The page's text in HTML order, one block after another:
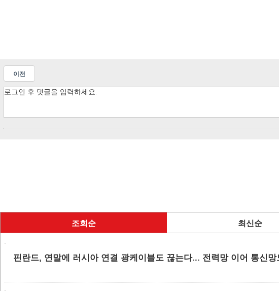
이전
조회순 최신순
핀란드, 연말에 러시아 연결 광케이블도 끊는다... 전력망 이어 통신망